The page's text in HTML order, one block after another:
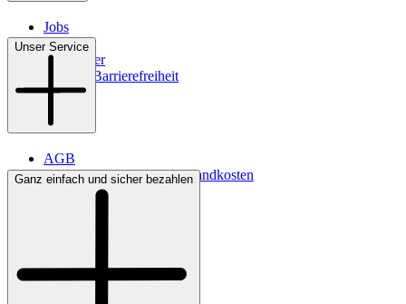
Jobs
Filialen
Newsletter
Digitale Barrierefreiheit
Unser Service
AGB
Lieferbedingungen & Versandkosten
Bezahlung
Ganz einfach und sicher bezahlen